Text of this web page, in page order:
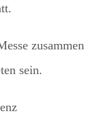
zusammen
sein.